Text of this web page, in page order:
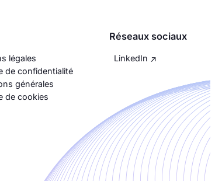
légales
de confidentialité
générales
de cookies
Réseaux sociaux
LinkedIn